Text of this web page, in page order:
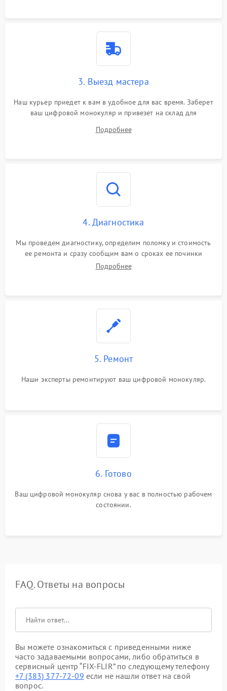
3. Выезд мастера
Наш курьер приедет к вам в удобное для вас время. Заберет
ваш цифровой монокуляр и привезет на склад для
Подробнее
4. Диагностика
Мы проведем диагностику, определим поломку и стоимость
ее ремонта и сразу сообщим вам о сроках ее починки
Подробнее
5. Ремонт
Наши эксперты ремонтируют ваш цифровой монокуляр.
6. Готово
Ваш цифровой монокуляр снова у вас в полностью рабочем
состоянии.
FAQ. Ответы на вопросы
Вы можете ознакомиться с приведенными ниже
часто задаваемыми вопросами, либо обратиться в
сервисный центр “FIX-FLIR” по следующему телефону
+7 (383) 377-72-09 если не нашли ответ на свой
вопрос.